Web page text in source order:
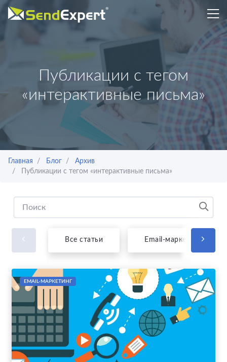
Публикации с тегом
«интерактивные письма»
Главная Блог
Архив
Публикации с тегом «интерактивные письма»
Все статьи Email-маркетинг
EMAIL-МАРКЕТИНГ